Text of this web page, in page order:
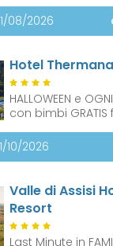
08/2026
Hotel
HALLOWEEN e
con bimbi
10/2026
Valle di Assisi
Resort
Last Minute in